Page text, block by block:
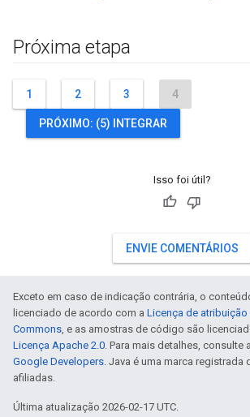
Próxima etapa
1 2 3 4
PRÓXIMO: (5) INTEGRAR
Isso foi útil?
ENVIE COMENTÁRIOS
Exceto em caso de indicação contrária, o
licenciado de acordo com a Licença de atribuição
Commons, e as amostras de código são
Licença Apache 2.0. Para mais detalhes, consulte
Google Developers. Java é uma marca registrada
afiliadas.
Última atualização 2026-02-17 UTC.